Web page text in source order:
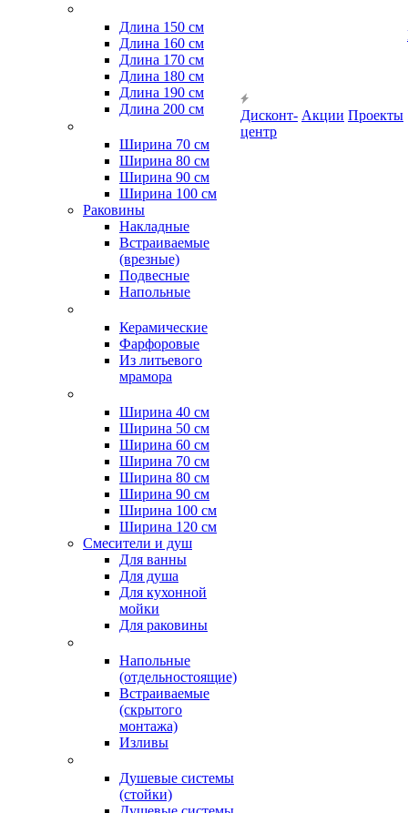
Длина 150 см
Длина 160 см
Длина 170 см
Длина 180 см
Длина 190 см
Длина 200 см
Ширина 70 см
Ширина 80 см
Ширина 90 см
Ширина 100 см
Раковины
Накладные
Встраиваемые
(врезные)
Подвесные
Напольные
Керамические
Фарфоровые
Из литьевого
мрамора
Ширина 40 см
Ширина 50 см
Ширина 60 см
Ширина 70 см
Ширина 80 см
Ширина 90 см
Ширина 100 см
Ширина 120 см
Смесители и душ
Для ванны
Для душа
Для кухонной
мойки
Для раковины
Напольные
(отдельностоящие)
Встраиваемые
(скрытого
монтажа)
Изливы
Душевые системы
(стойки)
Дисконт-
центр
Акции Проекты